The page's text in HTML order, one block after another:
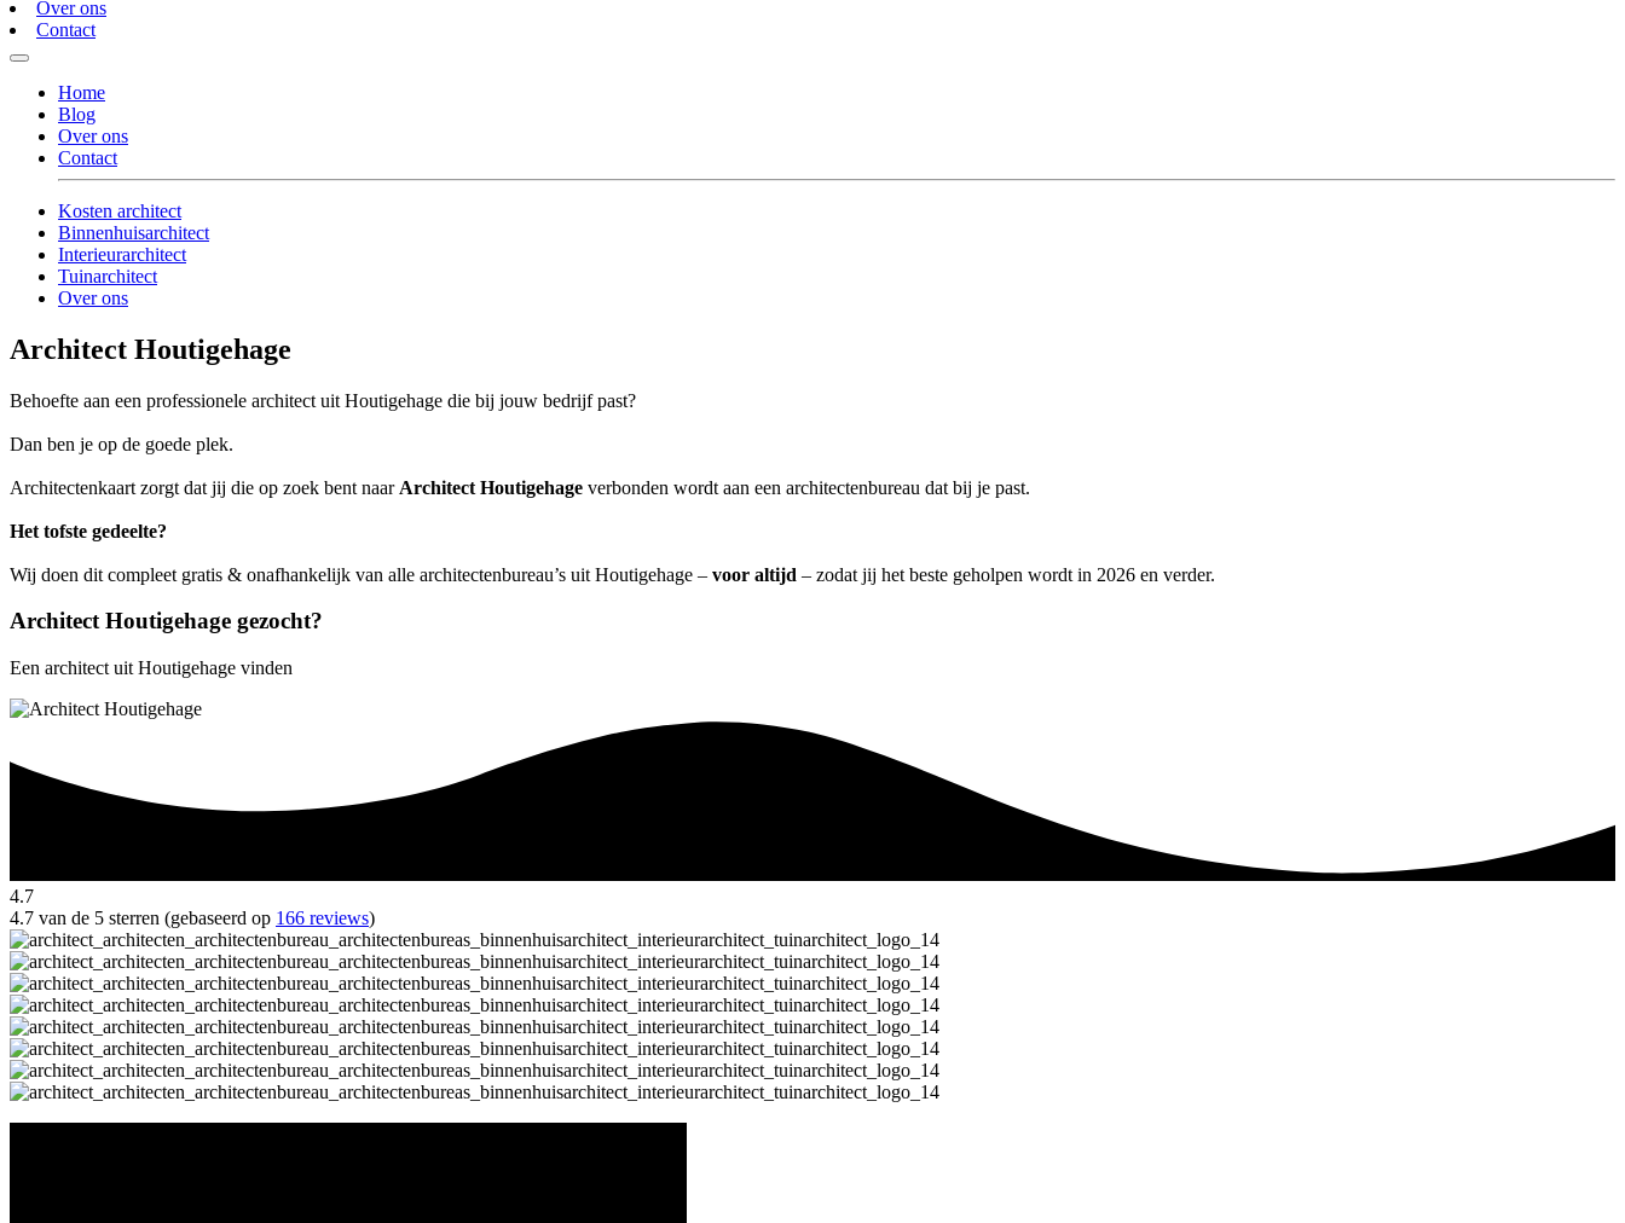
Over ons
Contact
Home
Blog
Over ons
Contact
Kosten architect
Binnenhuisarchitect
Interieurarchitect
Tuinarchitect
Over ons
Architect Houtigehage
Behoefte aan een professionele architect uit Houtigehage die bij jouw bedrijf past?
Dan ben je op de goede plek.
Architectenkaart zorgt dat jij die op zoek bent naar Architect Houtigehage verbonden wordt aan een architectenbureau dat bij je past.
Het tofste gedeelte?
Wij doen dit compleet gratis & onafhankelijk van alle architectenbureau’s uit Houtigehage – voor altijd – zodat jij het beste geholpen wordt in 2026 en verder.
Architect Houtigehage gezocht?
Een architect uit Houtigehage vinden
4.7
4.7 van de 5 sterren (gebaseerd op 166 reviews)